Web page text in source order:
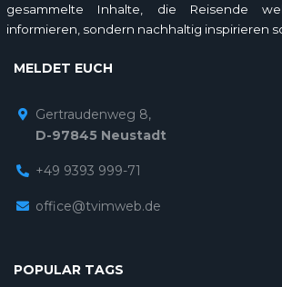
gesammelte Inhalte, die Reisende
informieren, sondern nachhaltig inspirieren
MELDET EUCH
Gertraudenweg 8,
D-97845 Neustadt
+49 9393 999-71
office@tvimweb.de
POPULAR TAGS